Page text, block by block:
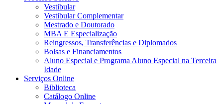
Vestibular
Vestibular Complementar
Mestrado e Doutorado
MBA E Especialização
Reingressos, Transferências e Diplomados
Bolsas e Financiamentos
Aluno Especial e Programa Aluno Especial na Terceira
Idade
Serviços Online
Biblioteca
Catálogo Online